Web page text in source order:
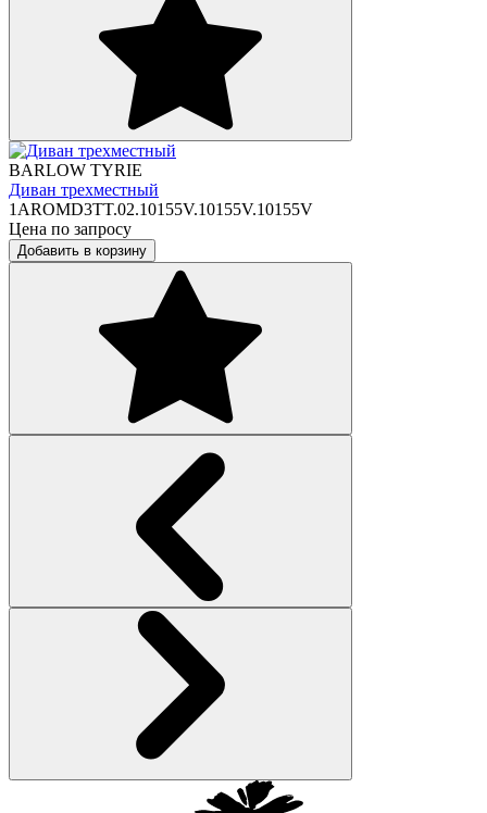
BARLOW TYRIE
Диван трехместный
1AROMD3TT.02.10155V.10155V.10155V
Цена по запросу
Добавить в корзину